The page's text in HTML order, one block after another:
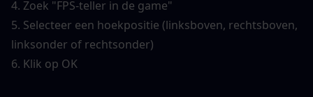
4. Zoek "FPS-teller in de game"
5. Selecteer een hoekpositie (linksboven, rechtsboven,
linksonder of rechtsonder)
6. Klik op OK